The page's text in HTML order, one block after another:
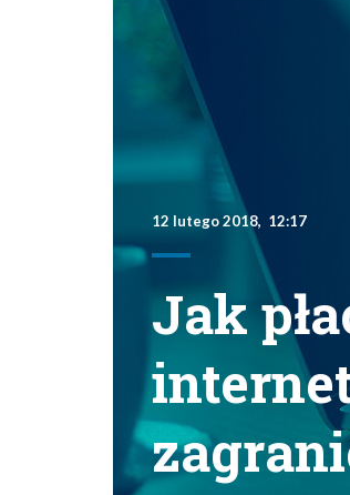
12 lutego 2018, 12:17
Jak